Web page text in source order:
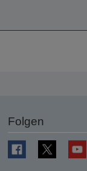
Folgen